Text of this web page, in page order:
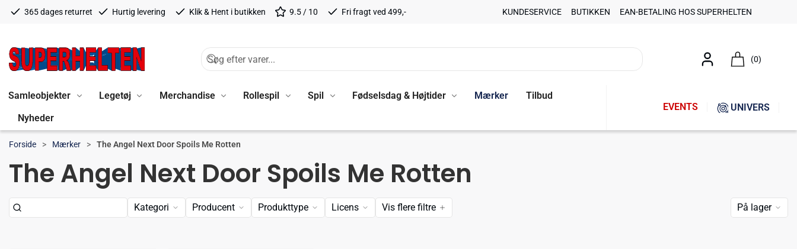
365 dages returret Hurtig levering Klik & Hent i butikken 9.5 / 10 Fri fragt ved 499,- KUNDESERVICE BUTIKKEN EAN-BETALING HOS SUPERHELTEN
(0)
Samleobjekter Legetøj Merchandise Rollespil Spil Fødselsdag & Højtider Mærker
Tilbud
Nyheder
EVENTS UNIVERS
Forside Mærker The Angel Next Door Spoils Me Rotten
The Angel Next Door Spoils Me Rotten
Kategori Producent Produkttype Licens Vis flere filtre På lager